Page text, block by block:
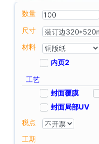
数量
尺寸
材料
内页2
工艺
封面覆膜
封面局部UV
税点
工期